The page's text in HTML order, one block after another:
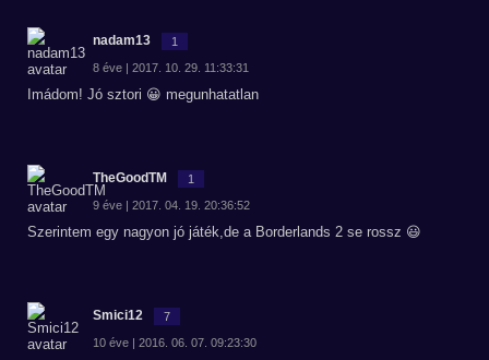
nadam13 1
8 éve | 2017. 10. 29. 11:33:31
Imádom! Jó sztori 😀 megunhatatlan
TheGoodTM 1
9 éve | 2017. 04. 19. 20:36:52
Szerintem egy nagyon jó játék,de a Borderlands 2 se rossz 😃
Smici12 7
10 éve | 2016. 06. 07. 09:23:30